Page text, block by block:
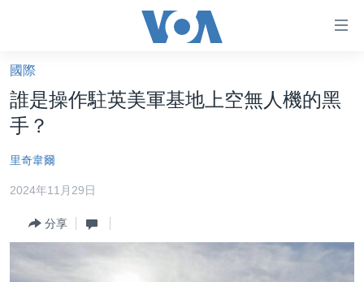
礙
鏈
接
轉
內
美國大選2024
海外港人
新聞自由
國際
誰是操作駐英美軍基地上空無人機的黑
手？
里奇韋爾
2024年11月29日
分享